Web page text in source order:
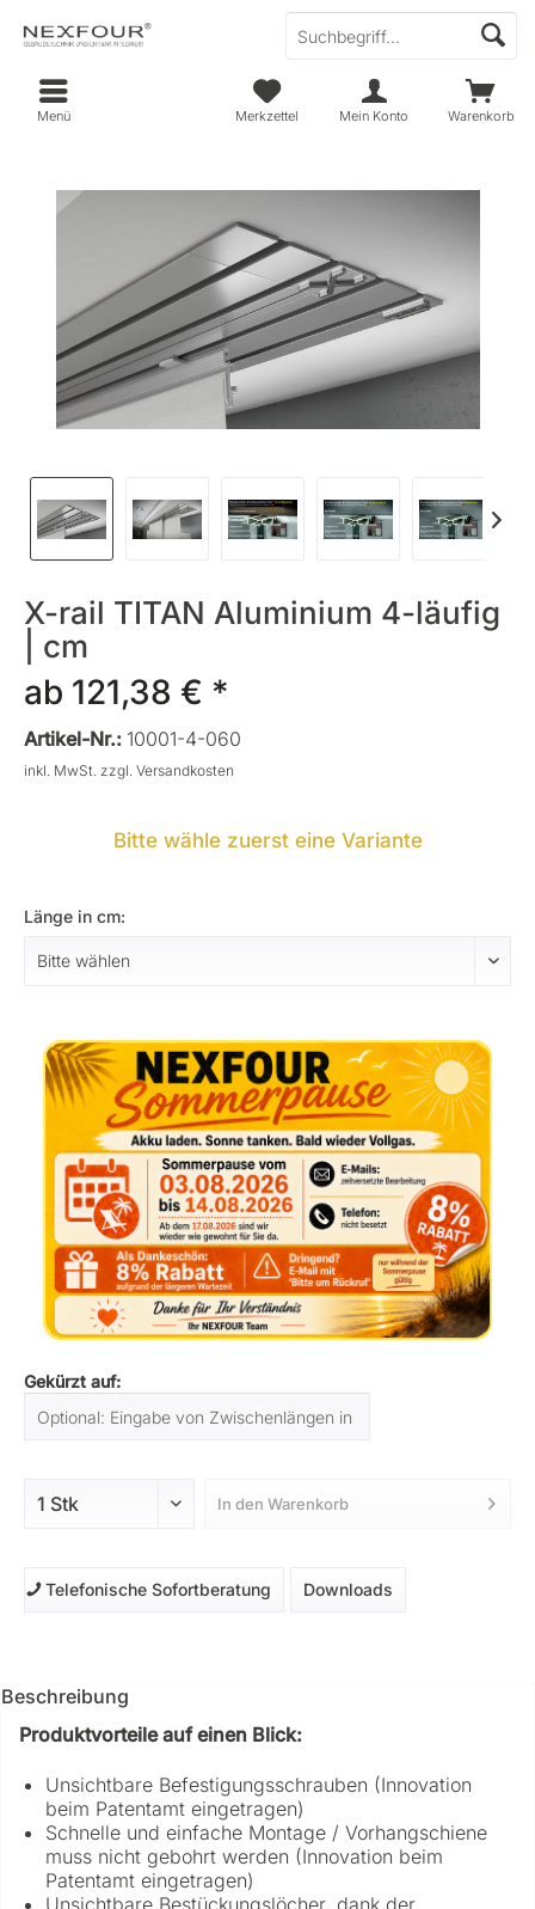
Warenkorb
Merkzettel Mein Konto
Menü
X-rail TITAN Aluminium 4-läufig
| cm
ab 121,38 € *
Artikel-Nr.: 10001-4-060
inkl. MwSt. zzgl. Versandkosten
Bitte wähle zuerst eine Variante
Länge in cm:
Gekürzt auf:
In den Warenkorb
Telefonische Sofortberatung Downloads
Beschreibung
Produktvorteile auf einen Blick:
Unsichtbare Befestigungsschrauben (Innovation
beim Patentamt eingetragen)
Schnelle und einfache Montage / Vorhangschiene
muss nicht gebohrt werden (Innovation beim
Patentamt eingetragen)
Unsichtbare Bestückungslöcher, dank der